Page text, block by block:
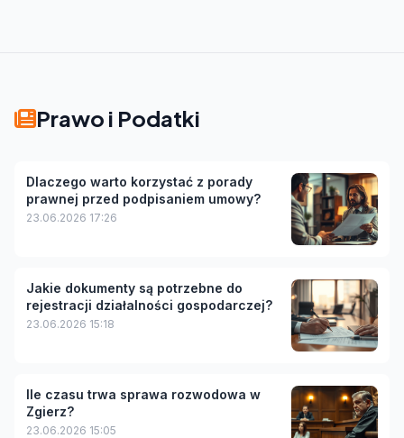
Prawo i Podatki
Dlaczego warto korzystać z porady
prawnej przed podpisaniem umowy?
23.06.2026 17:26
Jakie dokumenty są potrzebne do
rejestracji działalności gospodarczej?
23.06.2026 15:18
Ile czasu trwa sprawa rozwodowa w
Zgierz?
23.06.2026 15:05